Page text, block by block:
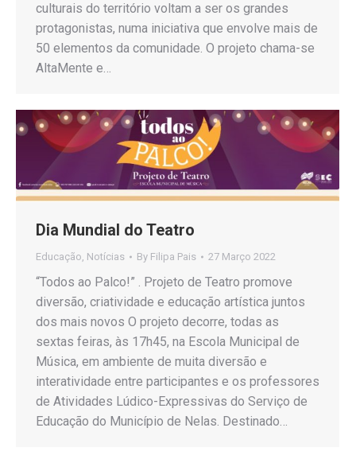
culturais do território voltam a ser os grandes
protagonistas, numa iniciativa que envolve mais de
50 elementos da comunidade. O projeto chama-se
AltaMente e…
Dia Mundial do Teatro
Educação, Notícias By Filipa Pais 27 Março 2022
“Todos ao Palco!” . Projeto de Teatro promove
diversão, criatividade e educação artística juntos
dos mais novos O projeto decorre, todas as
sextas feiras, às 17h45, na Escola Municipal de
Música, em ambiente de muita diversão e
interatividade entre participantes e os professores
de Atividades Lúdico-Expressivas do Serviço de
Educação do Município de Nelas. Destinado…